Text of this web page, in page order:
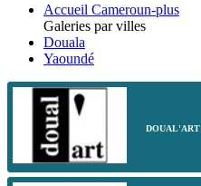
Accueil Cameroun-plus
Galeries par villes
Douala
Yaoundé
DOUAL'ART